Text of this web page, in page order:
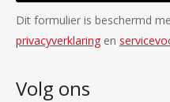
Dit formulier is beschermd
privacyverklaring en
Volg ons